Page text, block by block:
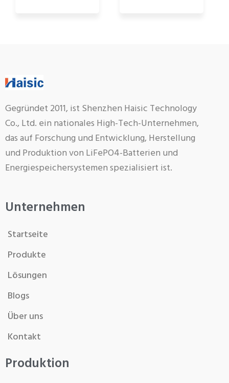
Gegründet 2011, ist Shenzhen Haisic Technology
Co., Ltd. ein nationales High-Tech-Unternehmen,
das auf Forschung und Entwicklung, Herstellung
und Produktion von LiFePO4-Batterien und
Energiespeichersystemen spezialisiert ist.
Unternehmen
Startseite
Produkte
Lösungen
Blogs
Über uns
Kontakt
Produktion